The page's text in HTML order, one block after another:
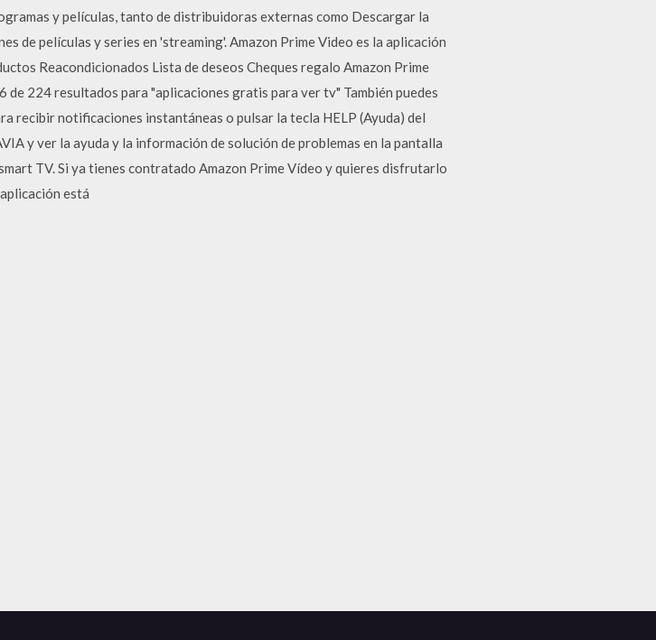
y películas, tanto de distribuidoras externas como Descargar la
de películas y series en 'streaming'. Amazon Prime Video es la aplicación
Reacondicionados Lista de deseos Cheques regalo Amazon Prime
de 224 resultados para "aplicaciones gratis para ver tv" También puedes
recibir notificaciones instantáneas o pulsar la tecla HELP (Ayuda) del
y ver la ayuda y la información de solución de problemas en la pantalla
TV. Si ya tienes contratado Amazon Prime Vídeo y quieres disfrutarlo
está